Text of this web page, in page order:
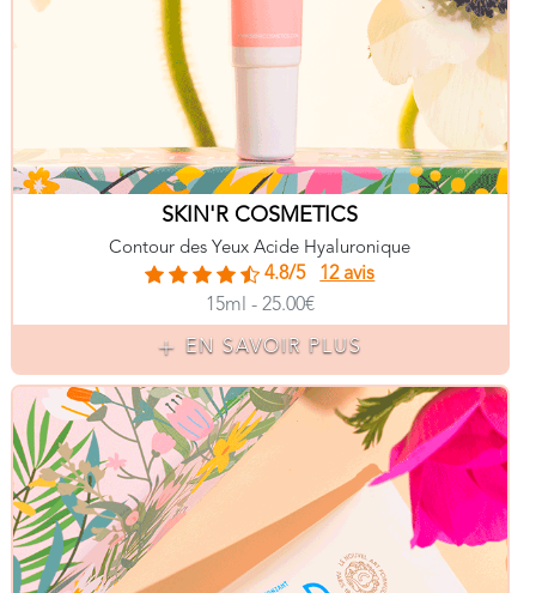
SKIN'R COSMETICS
Contour des Yeux Acide Hyaluronique
4.8/5
12 avis
15ml - 25.00€
EN SAVOIR PLUS